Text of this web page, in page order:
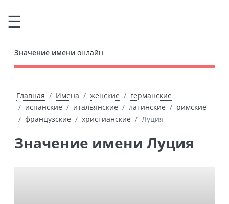
Значение имени онлайн
Главная Имена женские
германские
испанские
итальянские латинские
римские
французские
христианские Луция
Значение имени Луция